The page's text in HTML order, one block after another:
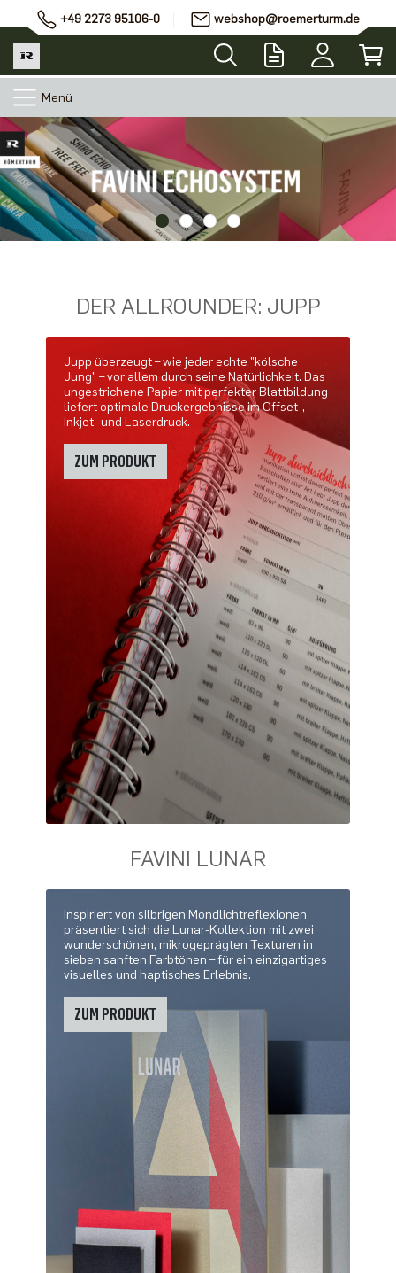
+49 2273 95106-0 webshop@roemerturm.de
Menü
DER ALLROUNDER: JUPP
Jupp überzeugt – wie jeder echte "kölsche
Jung" – vor allem durch seine Natürlichkeit. Das
ungestrichene Papier mit perfekter Blattbildung
liefert optimale Druckergebnisse im Offset-,
Inkjet- und Laserdruck.
ZUM PRODUKT
FAVINI LUNAR
Inspiriert von silbrigen Mondlichtreflexionen
präsentiert sich die Lunar-Kollektion mit zwei
wunderschönen, mikrogeprägten Texturen in
sieben sanften Farbtönen – für ein einzigartiges
visuelles und haptisches Erlebnis.
ZUM PRODUKT